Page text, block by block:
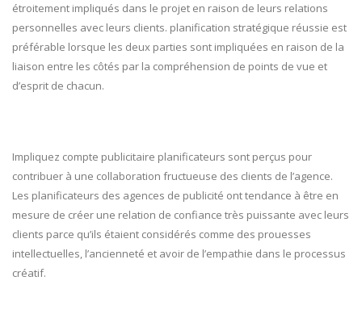
étroitement impliqués dans le projet en raison de leurs relations
personnelles avec leurs clients. planification stratégique réussie est
préférable lorsque les deux parties sont impliquées en raison de la
liaison entre les côtés par la compréhension de points de vue et
d’esprit de chacun.
Impliquez compte publicitaire planificateurs sont perçus pour
contribuer à une collaboration fructueuse des clients de l’agence.
Les planificateurs des agences de publicité ont tendance à être en
mesure de créer une relation de confiance très puissante avec leurs
clients parce qu’ils étaient considérés comme des prouesses
intellectuelles, l’ancienneté et avoir de l’empathie dans le processus
créatif.